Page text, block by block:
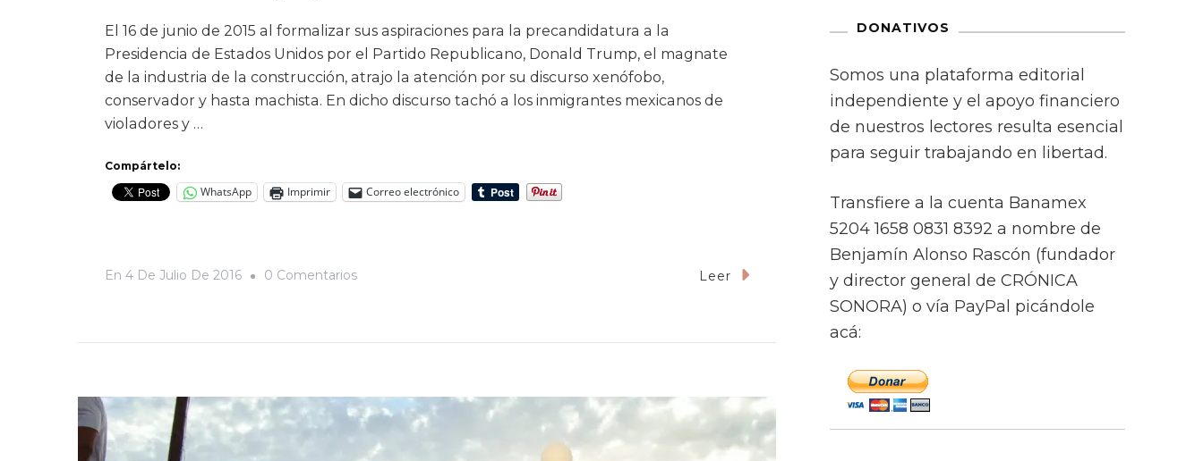
El 16 de junio de 2015 al formalizar sus aspiraciones para la precandidatura a la
Presidencia de Estados Unidos por el Partido Republicano, Donald Trump, el magnate
de la industria de la construcción, atrajo la atención por su discurso xenófobo,
conservador y hasta machista. En dicho discurso tachó a los inmigrantes mexicanos de
violadores y …
Compártelo:
WhatsApp Imprimir Correo electrónico
En 4 De Julio De 2016 0 ComentariosEn
Leer
DONATIVOS
Somos una plataforma editorial
independiente y el apoyo financiero
de nuestros lectores resulta esencial
para seguir trabajando en libertad.
Transfiere a la cuenta Banamex
5204 1658 0831 8392 a nombre de
Benjamín Alonso Rascón (fundador
y director general de CRÓNICA
SONORA) o vía PayPal picándole
acá: